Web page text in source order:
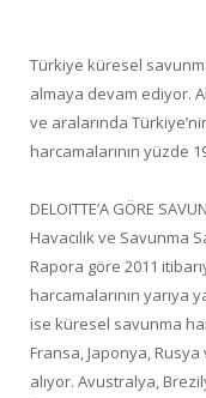
Türkiye küresel
almaya devam ediyor.
ve aralarında
harcamalarının yüzde
DELOITTE’A GÖRE
Havacılık ve Savunma
Rapora göre 2011
harcamalarının yarıya
ise küresel savunma
Fransa, Japonya,
alıyor. Avustralya,